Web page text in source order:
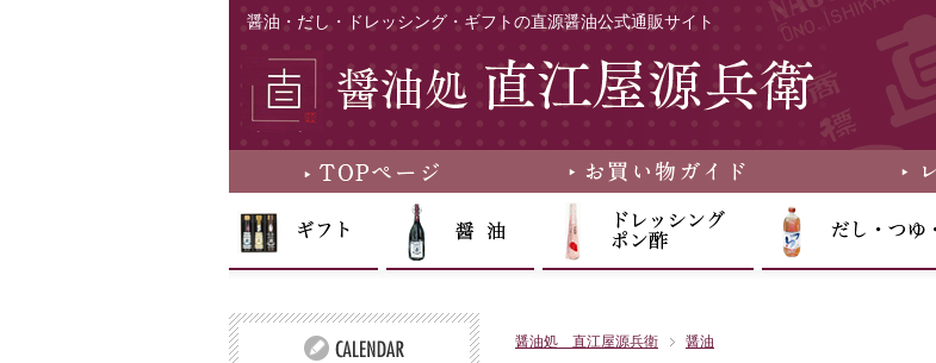
醤油・だし・ドレッシング・ギフトの直源醤油公式通販サイト
醤油処 直江屋源兵衛 醤油